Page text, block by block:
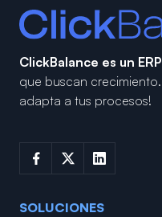
ClickBalance es un ERP
que buscan crecimiento.
adapta a tus procesos!
SOLUCIONES